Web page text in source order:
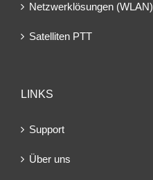
Netzwerklösungen (WLAN)
Satelliten PTT
LINKS
Support
Über uns